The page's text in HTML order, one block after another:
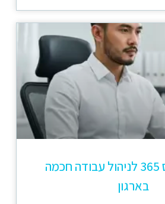
תוכנת אופיס 365 לניהול עבודה חכמה
בארגון